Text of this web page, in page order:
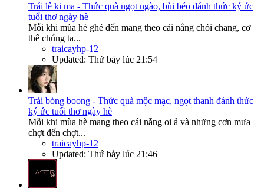
Trái lê ki ma - Thức quà ngọt ngào, bùi béo đánh thức ký ức
tuổi thơ ngày hè
Mỗi khi mùa hè ghé đến mang theo cái nắng chói chang, cơ
thể chúng ta...
traicayhp-12
Updated: Thứ bảy lúc 21:54
Trái bòng boong - Thức quà mộc mạc, ngọt thanh đánh thức
ký ức tuổi thơ ngày hè
Mỗi khi mùa hè mang theo cái nắng oi ả và những cơn mưa
chợt đến chợt...
traicayhp-12
Updated: Thứ bảy lúc 21:46